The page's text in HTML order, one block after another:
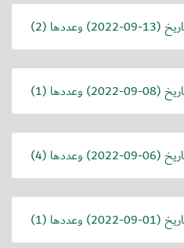
(
2022-09-13) وعددها (2)
(
2022-09-08) وعددها (1)
(
2022-09-06) وعددها (4)
(
2022-09-01) وعددها (1)